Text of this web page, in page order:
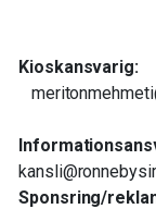
Klas
Kioskansvarig:
Sponsring/